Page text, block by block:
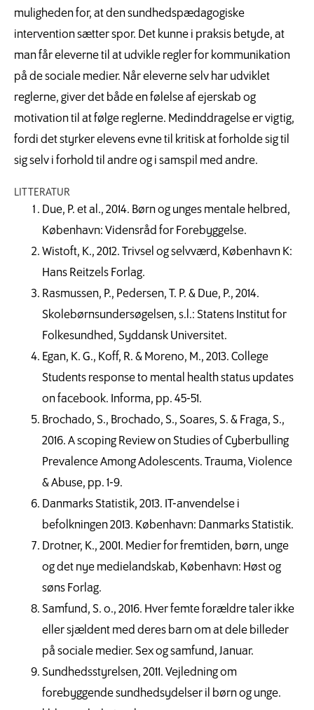
muligheden for, at den sundhedspædagogiske
intervention sætter spor. Det kunne i praksis betyde, at
man får eleverne til at udvikle regler for kommunikation
på de sociale medier. Når eleverne selv har udviklet
reglerne, giver det både en følelse af ejerskab og
motivation til at følge reglerne. Medinddragelse er vigtig,
fordi det styrker elevens evne til kritisk at forholde sig til
sig selv i forhold til andre og i samspil med andre.
LITTERATUR
Due, P. et al., 2014. Børn og unges mentale helbred,
København: Vidensråd for Forebyggelse.
Wistoft, K., 2012. Trivsel og selvværd, København K:
Hans Reitzels Forlag.
Rasmussen, P., Pedersen, T. P. & Due, P., 2014.
Skolebørnsundersøgelsen, s.l.: Statens Institut for
Folkesundhed, Syddansk Universitet.
Egan, K. G., Koff, R. & Moreno, M., 2013. College
Students response to mental health status updates
on facebook. Informa, pp. 45-51.
Brochado, S., Brochado, S., Soares, S. & Fraga, S.,
2016. A scoping Review on Studies of Cyberbulling
Prevalence Among Adolescents. Trauma, Violence
& Abuse, pp. 1-9.
Danmarks Statistik, 2013. IT-anvendelse i
befolkningen 2013. København: Danmarks Statistik.
Drotner, K., 2001. Medier for fremtiden, børn, unge
og det nye medielandskab, København: Høst og
søns Forlag.
Samfund, S. o., 2016. Hver femte forældre taler ikke
eller sjældent med deres barn om at dele billeder
på sociale medier. Sex og samfund, Januar.
Sundhedsstyrelsen, 2011. Vejledning om
forebyggende sundhedsydelser il børn og unge.